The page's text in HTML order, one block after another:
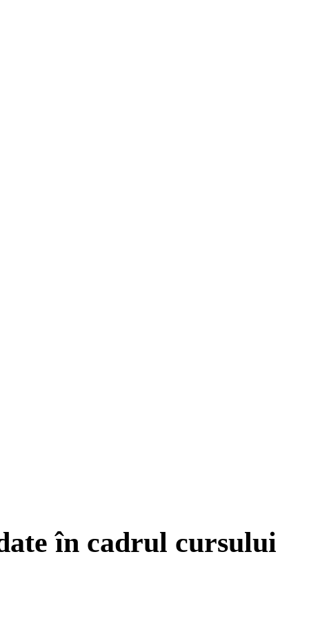
în cadrul cursului